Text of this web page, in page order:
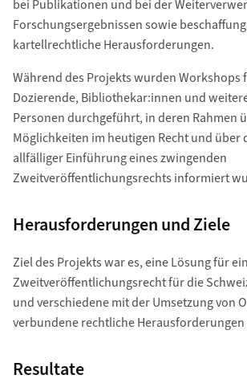
bei Publikationen und bei der
Forschungsergebnissen sowie
kartellrechtliche Herausforderungen.
Während des Projekts wurden Workshops
Dozierende, Bibliothekar:innen und
Personen durchgeführt, in deren Rahmen
Möglichkeiten im heutigen Recht und über
allfälliger Einführung eines zwingenden
Zweitveröffentlichungsrechts informiert
Herausforderungen und Ziele
Ziel des Projekts war es, eine Lösung für ein
Zweitveröffentlichungsrecht für die
und verschiedene mit der Umsetzung von
verbundene rechtliche Herausforderungen
Resultate